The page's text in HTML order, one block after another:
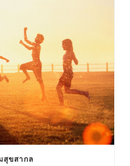
สุขสากล